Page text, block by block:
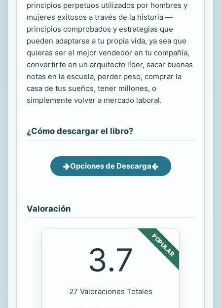
principios perpetuos utilizados por hombres y
mujeres exitosos a través de la historia —
principios comprobados y estrategias que
pueden adaptarse a tu propia vida, ya sea que
quieras ser el mejor vendedor en tu compañía,
convertirte en un arquitecto líder, sacar buenas
notas en la escuela, perder peso, comprar la
casa de tus sueños, tener millones, o
simplemente volver a mercado laboral.
¿Cómo descargar el libro?
Opciones de Descarga
Valoración
POPULAR
3.7
27 Valoraciones Totales